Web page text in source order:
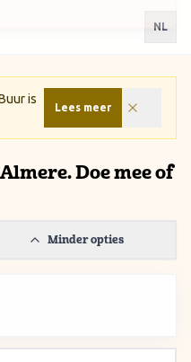
NL
is
Lees meer
Doe mee of
Minder opties